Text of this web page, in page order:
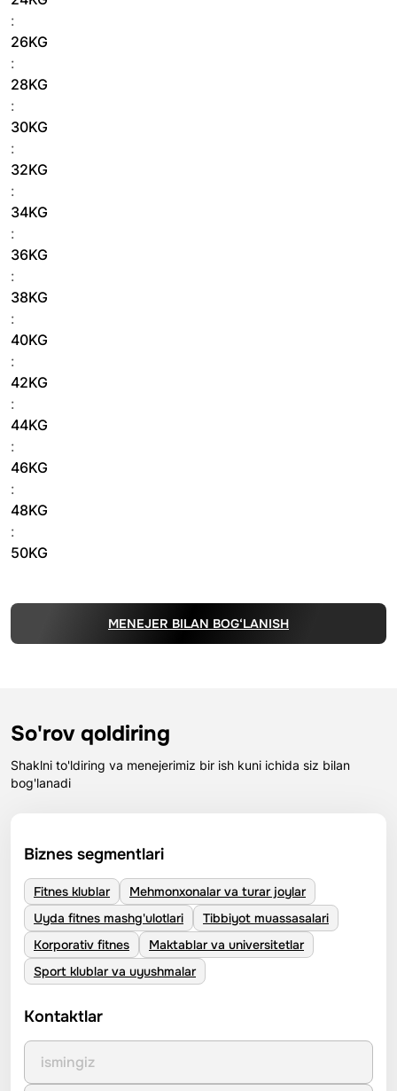
:
26KG
:
28KG
:
30KG
:
32KG
:
34KG
:
36KG
:
38KG
:
40KG
:
42KG
:
44KG
:
46KG
:
48KG
:
50KG
MENEJER BILAN BOG‘LANISH
So'rov qoldiring
Shaklni to'ldiring va menejerimiz bir ish kuni ichida siz bilan
bog'lanadi
Biznes segmentlari
Fitnes klublar
Mehmonxonalar va turar joylar
Uyda fitnes mashg'ulotlari
Tibbiyot muassasalari
Korporativ fitnes
Maktablar va universitetlar
Sport klublar va uyushmalar
Kontaktlar